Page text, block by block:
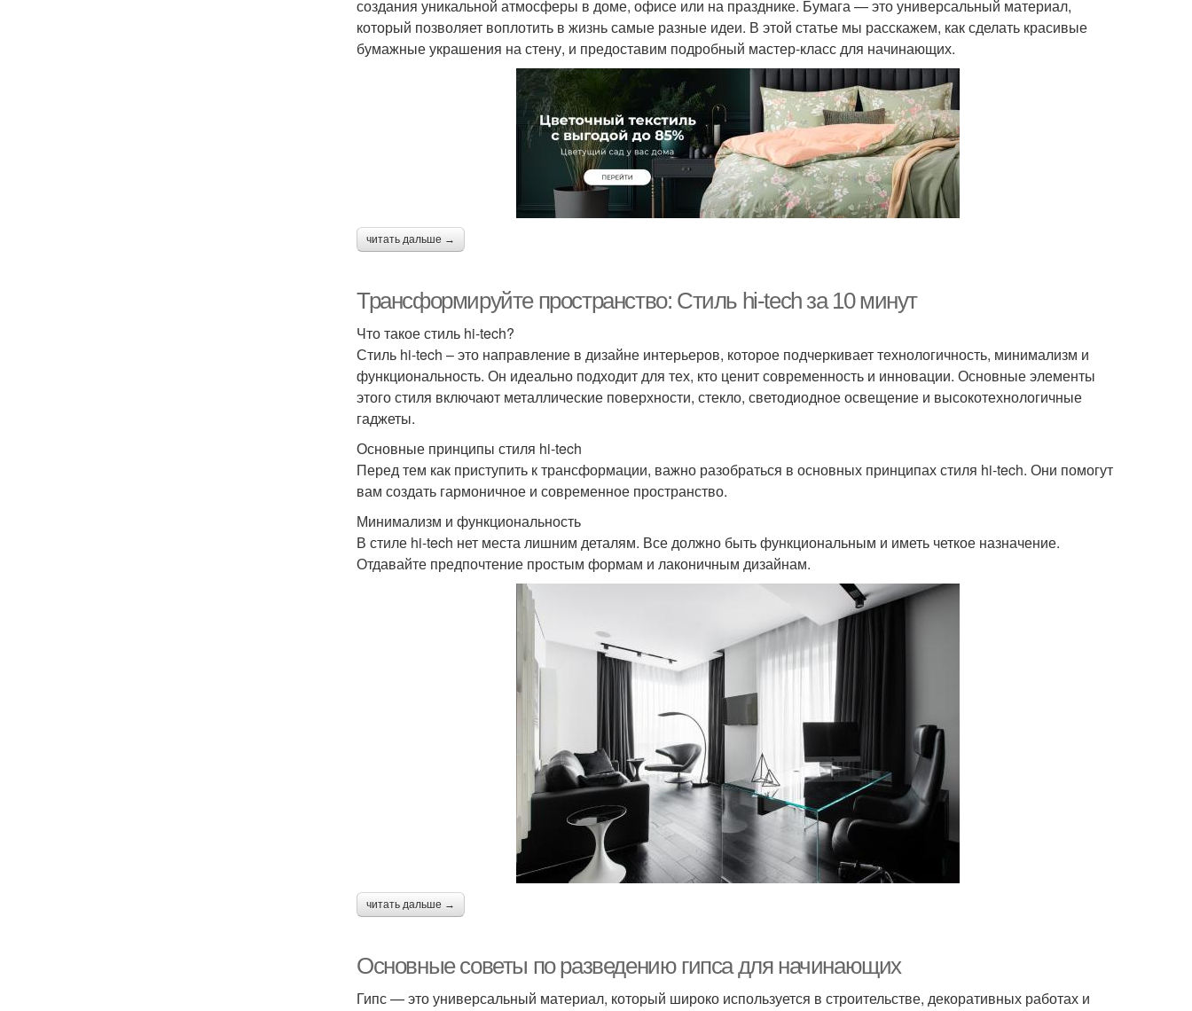
создания уникальной атмосферы в доме, офисе или на празднике. Бумага — это универсальный материал,
который позволяет воплотить в жизнь самые разные идеи. В этой статье мы расскажем, как сделать красивые
бумажные украшения на стену, и предоставим подробный мастер-класс для начинающих.
читать дальше →
Трансформируйте пространство: Стиль hi-tech за 10 минут
Что такое стиль hi-tech?
Стиль hi-tech – это направление в дизайне интерьеров, которое подчеркивает технологичность, минимализм и
функциональность. Он идеально подходит для тех, кто ценит современность и инновации. Основные элементы
этого стиля включают металлические поверхности, стекло, светодиодное освещение и высокотехнологичные
гаджеты.
Основные принципы стиля hi-tech
Перед тем как приступить к трансформации, важно разобраться в основных принципах стиля hi-tech. Они помогут
вам создать гармоничное и современное пространство.
Минимализм и функциональность
В стиле hi-tech нет места лишним деталям. Все должно быть функциональным и иметь четкое назначение.
Отдавайте предпочтение простым формам и лаконичным дизайнам.
читать дальше →
Основные советы по разведению гипса для начинающих
Гипс — это универсальный материал, который широко используется в строительстве, декоративных работах и